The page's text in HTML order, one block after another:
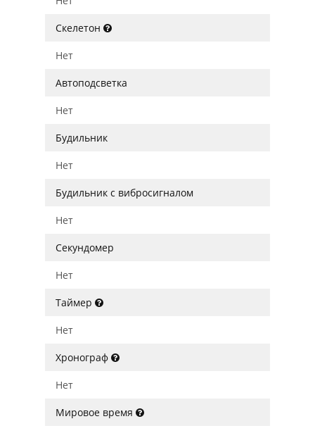
Скелетон
Нет
Автоподсветка
Нет
Будильник
Нет
Будильник с вибросигналом
Нет
Секундомер
Нет
Таймер
Нет
Хронограф
Нет
Мировое время